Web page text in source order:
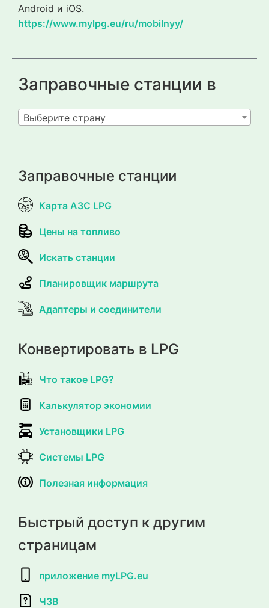
Android и iOS.
https://www.mylpg.eu/ru/mobilnyy/
Заправочные станции в
Выберите страну
Заправочные станции
Карта АЗС LPG
Цены на топливо
Искать станции
Планировщик маршрута
Адаптеры и соединители
Конвертировать в LPG
Что такое LPG?
Калькулятор экономии
Установщики LPG
Системы LPG
Полезная информация
Быстрый доступ к другим
страницам
приложение myLPG.eu
ЧЗВ